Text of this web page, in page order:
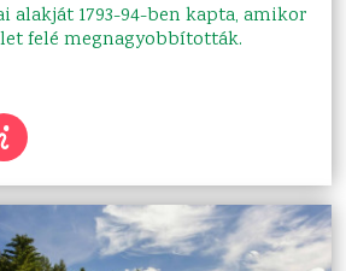
alakját 1793-94-ben kapta, amikor
felé megnagyobbították.